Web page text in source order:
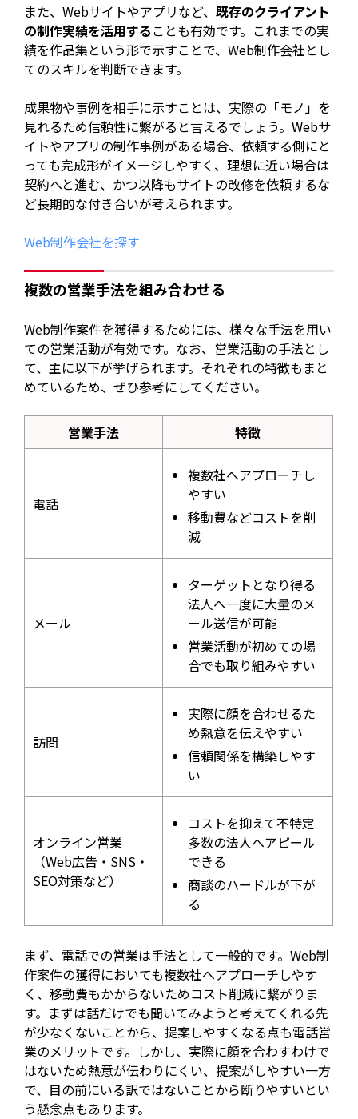
また、Webサイトやアプリなど、既存のクライアント
の制作実績を活用することも有効です。これまでの実
績を作品集という形で示すことで、Web制作会社とし
てのスキルを判断できます。
成果物や事例を相手に示すことは、実際の「モノ」を
見れるため信頼性に繋がると言えるでしょう。Webサ
イトやアプリの制作事例がある場合、依頼する側にと
っても完成形がイメージしやすく、理想に近い場合は
契約へと進む、かつ以降もサイトの改修を依頼するな
ど長期的な付き合いが考えられます。
Web制作会社を探す
複数の営業手法を組み合わせる
Web制作案件を獲得するためには、様々な手法を用い
ての営業活動が有効です。なお、営業活動の手法とし
て、主に以下が挙げられます。それぞれの特徴もまと
めているため、ぜひ参考にしてください。
営業手法 特徴
電話
複数社へアプローチし
やすい
移動費などコストを削
減
メール
ターゲットとなり得る
法人へ一度に大量のメ
ール送信が可能
営業活動が初めての場
合でも取り組みやすい
訪問
実際に顔を合わせるた
め熱意を伝えやすい
信頼関係を構築しやす
い
オンライン営業
（Web広告・SNS・
SEO対策など）
コストを抑えて不特定
多数の法人へアピール
できる
商談のハードルが下が
る
まず、電話での営業は手法として一般的です。Web制
作案件の獲得においても複数社へアプローチしやす
く、移動費もかからないためコスト削減に繋がりま
す。まずは話だけでも聞いてみようと考えてくれる先
が少なくないことから、提案しやすくなる点も電話営
業のメリットです。しかし、実際に顔を合わすわけで
はないため熱意が伝わりにくい、提案がしやすい一方
で、目の前にいる訳ではないことから断りやすいとい
う懸念点もあります。